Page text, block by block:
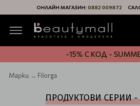
ОНЛАЙН МАГАЗИН: 0882 009872
-15% С КОД -
Марки Filorga
ПРОДУКТОВИ СЕРИИ -